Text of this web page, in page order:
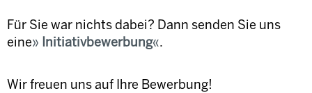
Für Sie war nichts dabei? Dann senden Sie uns
eine
Initiativbewerbung .
Wir freuen uns auf Ihre Bewerbung!